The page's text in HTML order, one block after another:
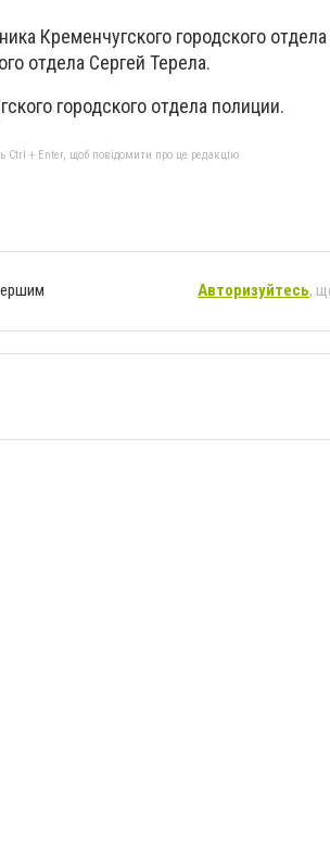
Кременчугского городского
отдела Сергей Терела.
городского отдела полиции.
Ctrl + Enter, щоб повідомити про це редакцію
Авторизуйтесь,